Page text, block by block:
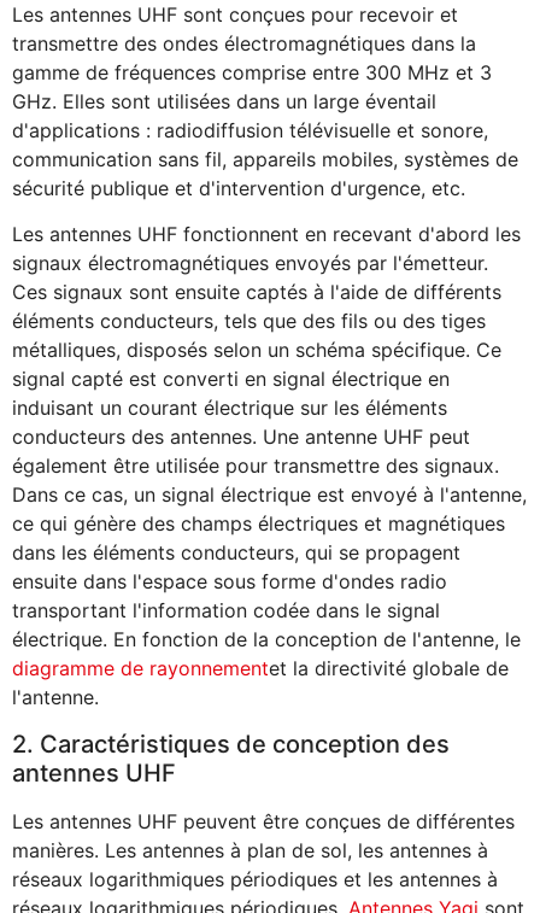
Les antennes UHF sont conçues pour recevoir et
transmettre des ondes électromagnétiques dans la
gamme de fréquences comprise entre 300 MHz et 3
GHz. Elles sont utilisées dans un large éventail
d'applications : radiodiffusion télévisuelle et sonore,
communication sans fil, appareils mobiles, systèmes de
sécurité publique et d'intervention d'urgence, etc.
Les antennes UHF fonctionnent en recevant d'abord les
signaux électromagnétiques envoyés par l'émetteur.
Ces signaux sont ensuite captés à l'aide de différents
éléments conducteurs, tels que des fils ou des tiges
métalliques, disposés selon un schéma spécifique. Ce
signal capté est converti en signal électrique en
induisant un courant électrique sur les éléments
conducteurs des antennes. Une antenne UHF peut
également être utilisée pour transmettre des signaux.
Dans ce cas, un signal électrique est envoyé à l'antenne,
ce qui génère des champs électriques et magnétiques
dans les éléments conducteurs, qui se propagent
ensuite dans l'espace sous forme d'ondes radio
transportant l'information codée dans le signal
électrique. En fonction de la conception de l'antenne, le
diagramme de rayonnementet la directivité globale de
l'antenne.
2. Caractéristiques de conception des
antennes UHF
Les antennes UHF peuvent être conçues de différentes
manières. Les antennes à plan de sol, les antennes à
réseaux logarithmiques périodiques et les antennes à
réseaux logarithmiques périodiques. Antennes Yagi sont